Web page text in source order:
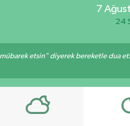
7
24
etsin" diyerek bereketle dua